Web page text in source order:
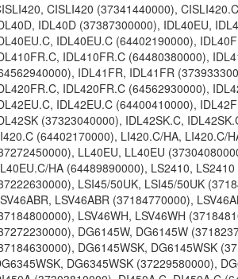
CISLI420 (37341440000),
IDL40D (37387300000), IDL40EU,
IDL40EU.C (64402190000),
IDL410FR.C (64480380000),
IDL41FR, IDL41FR
IDL420FR.C (64562930000),
IDL42EU.C (64400410000),
(37323040000), IDL42SK.C,
(64402170000), LI420.C/HA, LI420.C/
LL40EU, LL40EU
HA (64489890000), LS2410,
LSI45/50UK, LSI45/50UK
LSV46ABR (37184770000),
LSV46WH, LSV46WH
DG6145W, DG6145W
DG6145WSK, DG6145WSK
DG6345WSK (37229580000),